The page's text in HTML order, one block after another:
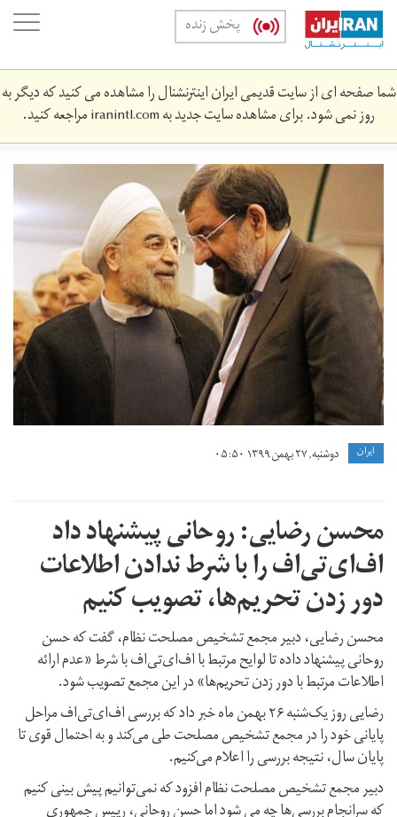
Skip
main
content
پخش زنده
شما صفحه ای از سایت قدیمی ایران اینترنشنال را مشاهده می کنید که دیگر به
روز نمی شود. برای مشاهده سایت جدید بهiranintl.comمراجعه کنید.
r-
845564535646634653-
22.jpg
ايران دوشنبه, ۲۷ بهمن ۱۳۹۹ ۰۵:۵۰
محسن رضایی: روحانی پیشنهاد داد
اف‌ای‌تی‌اف را با شرط ندادن اطلاعات
دور زدن تحریم‌ها، تصویب کنیم
محسن رضایی، دبیر مجمع تشخیص مصلحت نظام، گفت که حسن
روحانی پیشنهاد داده تا لوایح مرتبط با اف‌ای‌تی‌اف با شرط «عدم ارائه
اطلاعات مرتبط با دور زدن تحریم‌ها» در این مجمع تصویب شود.
رضایی روز یک‌شنبه ۲۶ بهمن ماه خبر داد که بررسی اف‌ای‌تی‌اف مراحل
پایانی خود را در مجمع تشخیص مصلحت طی می‌کند و به احتمال قوی تا
پایان سال، نتیجه بررسی را اعلام می‌کنیم.
دبیر مجمع تشخیص مصلحت نظام افزود که نمی‌توانیم پیش بینی کنیم